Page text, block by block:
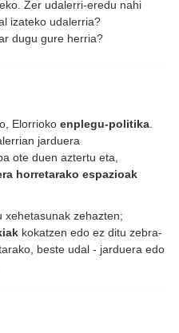
Zer udalerri-eredu nahi
izateko udalerria?
dugu gure herria?
Elorrioko enplegu-politika.
jarduera
ote duen aztertu eta,
horretarako espazioak
xehetasunak zehazten;
kokatzen edo ez ditu zebra-
beste udal - jarduera edo